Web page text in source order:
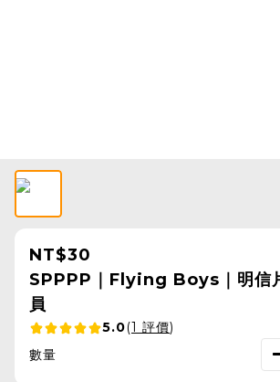
NT$30
SPPPP｜Flying Boys｜明信
員
5.0(1 評價)
數量